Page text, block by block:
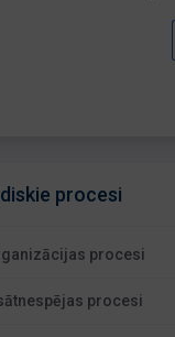
procesi
procesi
procesi